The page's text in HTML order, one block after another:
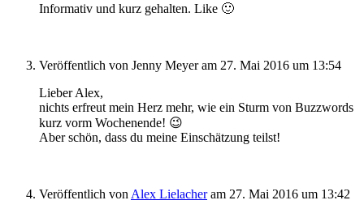
Informativ und kurz gehalten. Like 🙂
Veröffentlich von Jenny Meyer am 27. Mai 2016 um 13:54
Lieber Alex,
nichts erfreut mein Herz mehr, wie ein Sturm von Buzzwords
kurz vorm Wochenende! 😉
Aber schön, dass du meine Einschätzung teilst!
Veröffentlich von Alex Lielacher am 27. Mai 2016 um 13:42